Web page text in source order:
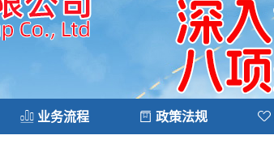
业务流程 政策法规